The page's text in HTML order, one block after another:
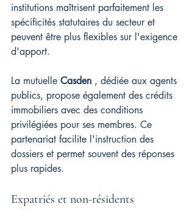
institutions maîtrisent parfaitement les
spécificités statutaires du secteur et
peuvent être plus flexibles sur l'exigence
d'apport.
La mutuelle Casden , dédiée aux agents
publics, propose également des crédits
immobiliers avec des conditions
privilégiées pour ses membres. Ce
partenariat facilite l'instruction des
dossiers et permet souvent des réponses
plus rapides.
Expatriés et non-résidents